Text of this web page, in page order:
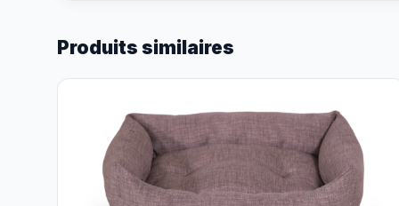
Produits similaires